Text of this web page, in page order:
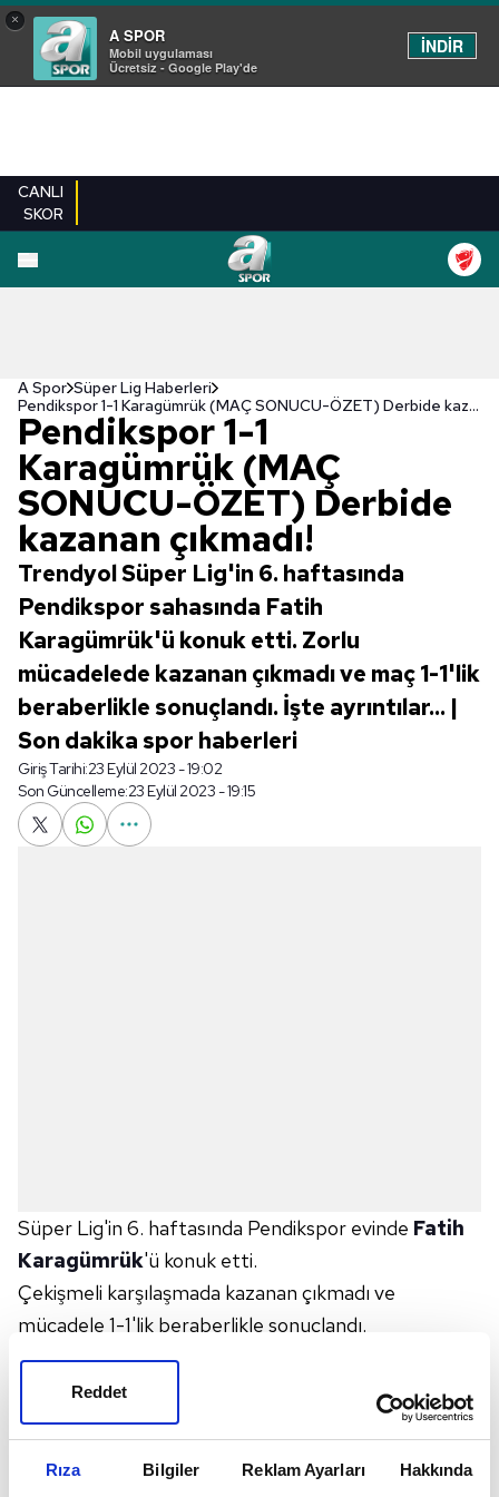
Rıza Bilgiler Reklam Ayarları Hakkında
Reddet
×
A SPOR
Mobil uygulaması
Ücretsiz - Google Play'de
İNDİR
CANLI
SKOR
A Spor Süper Lig Haberleri
Pendikspor 1-1 Karagümrük (MAÇ SONUCU-ÖZET) Derbide kazanan çıkmadı!
Pendikspor 1-1
Karagümrük (MAÇ
SONUCU-ÖZET) Derbide
kazanan çıkmadı!
Trendyol Süper Lig'in 6. haftasında
Pendikspor sahasında Fatih
Karagümrük'ü konuk etti. Zorlu
mücadelede kazanan çıkmadı ve maç 1-1'lik
beraberlikle sonuçlandı. İşte ayrıntılar... |
Son dakika spor haberleri
Giriş Tarihi:23 Eylül 2023 - 19:02
Son Güncelleme:23 Eylül 2023 - 19:15
Süper Lig'in 6. haftasında Pendikspor evinde Fatih
Karagümrük'ü konuk etti.
Çekişmeli karşılaşmada kazanan çıkmadı ve
mücadele 1-1'lik beraberlikle sonuçlandı.
Pendikspor'un golünü 45+2. dakikada penaltıdan
Oscar Romero kaydetti.
'ün sayısı ise
90+1'de Valentin Eysseric'ten geldi.
Karagümrük ise 6 puanla 11. sırada kaldı.